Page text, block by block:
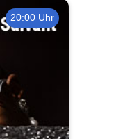
20:00 Uhr